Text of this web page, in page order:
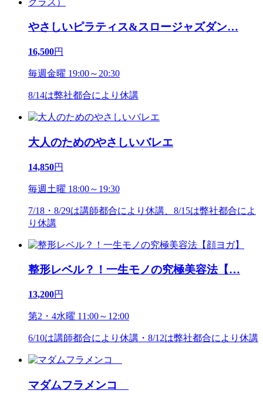
やさしいピラティス&スロージャズダン…
16,500円
毎週金曜 19:00～20:30
8/14は弊社都合により休講
大人のためのやさしいバレエ
14,850円
毎週土曜 18:00～19:30
7/18・8/29は講師都合により休講、8/15は弊社都合によ
り休講
整形レベル？！一生モノの究極美容法【…
13,200円
第2・4水曜 11:00～12:00
6/10は講師都合により休講・8/12は弊社都合により休講
マダムフラメンコ